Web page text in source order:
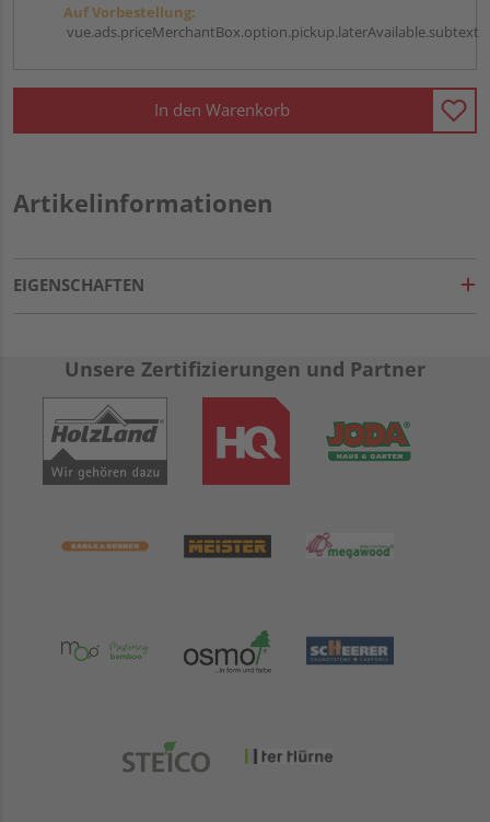
Auf Vorbestellung:
vue.ads.priceMerchantBox.option.pickup.laterAvailable.subtext
In den Warenkorb
Artikelinformationen
EIGENSCHAFTEN
Unsere Zertifizierungen und Partner